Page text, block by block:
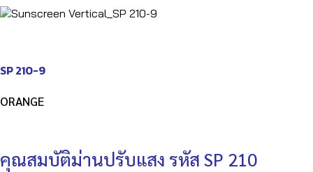
SP 210-9
ORANGE
คุณสมบัติม่านปรับแสง รหัส SP 210